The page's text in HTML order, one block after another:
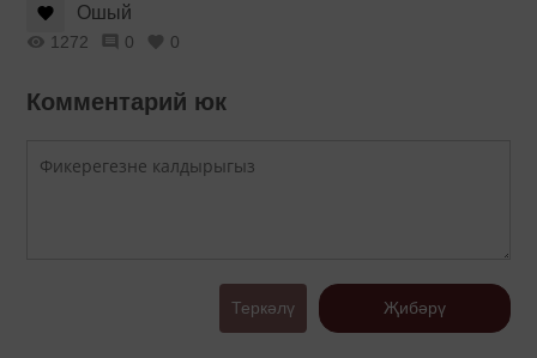
Ошый
1272 0 0
Комментарий юк
Теркәлү Җибәрү